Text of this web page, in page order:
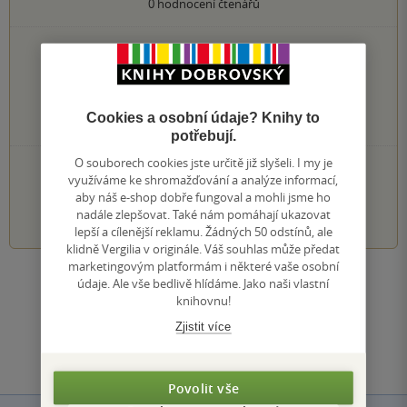
0hodnocení čtenářů
0×
4 hvězdičky
0×
3 hvězdičky
2 hvězdičky
0×
1 hvezdička
PŘIDEJTE SVÉ HODNOCENÍ KNIHY
1 2 3 4 5
Zobrazit všechna hodnocení
Přidat hodnocení
Cookies a osobní údaje? Knihy to
potřebují.
O souborech cookies jste určitě již slyšeli. I my je
využíváme ke shromažďování a analýze informací,
aby náš e-shop dobře fungoval a mohli jsme ho
nadále zlepšovat. Také nám pomáhají ukazovat
lepší a cílenější reklamu. Žádných 50 odstínů, ale
klidně Vergilia v originále. Váš souhlas může předat
marketingovým platformám i některé vaše osobní
údaje. Ale vše bedlivě hlídáme. Jako naši vlastní
knihovnu!
Zjistit více
Povolit vše